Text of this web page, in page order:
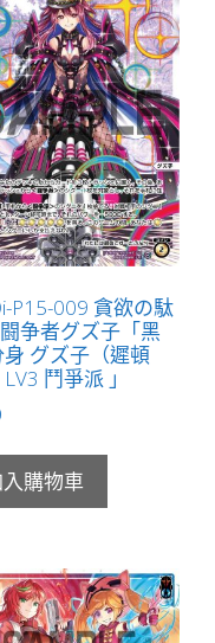
P15-009 貪欲の駄
争者グズ子「黑
身 グズ子（遲頓
鬥爭派 」
購物車